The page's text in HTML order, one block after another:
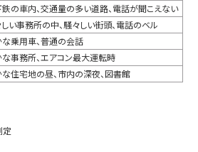
の車内、交通量の多い道路、電話が聞こえない
い事務所の中、騒々しい街頭、電話のベル
乗用車、普通の会話
事務所、エアコン最大運転時
住宅地の昼、市内の深夜、図書館
定